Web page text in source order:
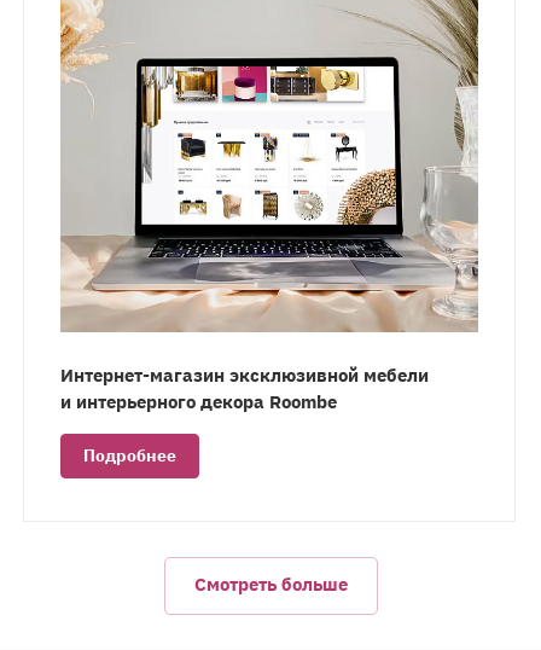
Интернет-магазин эксклюзивной мебели
и интерьерного декора Roombe
Подробнее
Смотреть больше